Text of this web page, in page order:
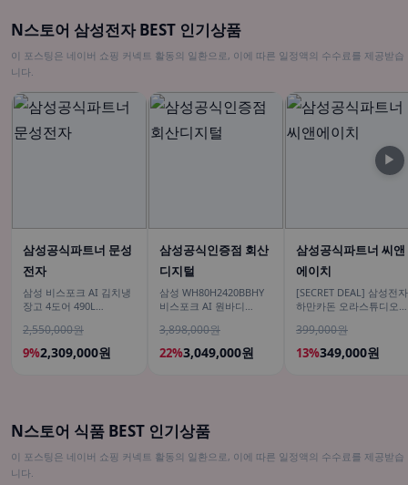
N스토어 삼성전자 BEST 인기상품
이 포스팅은 네이버 쇼핑 커넥트 활동의 일환으로, 이에 따른 일정액의 수수료를 제공받습
니다.
삼성공식파트너 문성
전자
삼성 비스포크 AI 김치냉
장고 4도어 490L
다크메탈 유산균아삭 숙
성모드
2,550,000원
9%2,309,000원
삼성공식인증점 회산
디지털
삼성 WH80H2420BBHY
비스포크 AI 원바디
입 1등급
3,898,000원
22%3,049,000원
삼성공식파트너 씨앤
에이치
[SECRET DEAL] 삼성전자
하만카돈 오라스튜디오5
프리미엄 조명
399,000원
13%349,000원
▶
N스토어 식품 BEST 인기상품
이 포스팅은 네이버 쇼핑 커넥트 활동의 일환으로, 이에 따른 일정액의 수수료를 제공받습
니다.